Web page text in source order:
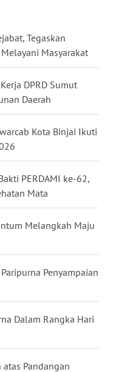
Tegaskan
Masyarakat
DPRD Sumut
Daerah
Kota Binjai Ikuti
PERDAMI ke-62,
Mata
Melangkah Maju
Penyampaian
Dalam Rangka Hari
atas Pandangan